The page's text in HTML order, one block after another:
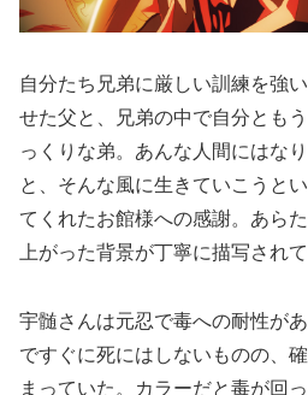
自分たち兄弟に厳しい訓練を強
せた父と、兄弟の中で自分とも
っくりな弟。あんな人間にはな
と、そんな風に生きていこうと
てくれたお館様への感謝。あら
上がった背景が丁寧に描写されて
宇髄さんは元忍で毒への耐性が
ですぐに死にはしないものの、
まっていた。カラーだと毒が回